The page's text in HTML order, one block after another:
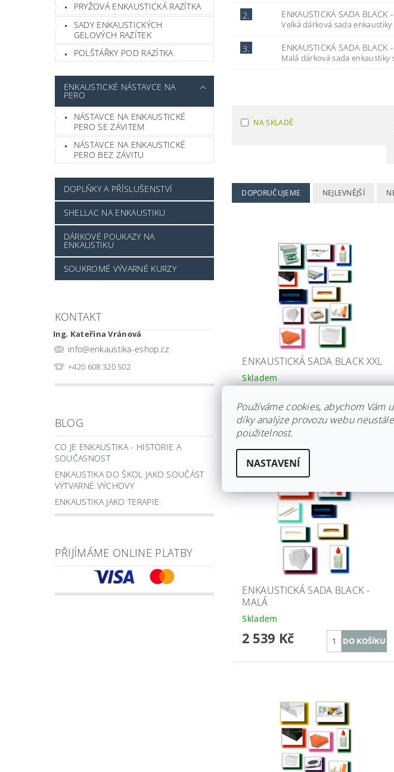
PRYŽOVÁ ENKAUSTICKÁ RAZÍTKA
SADY ENKAUSTICKÝCH
GELOVÝCH RAZÍTEK
POLŠTÁŘKY POD RAZÍTKA
ENKAUSTICKÉ NÁSTAVCE NA
PERO
NÁSTAVCE NA ENKAUSTICKÉ
PERO SE ZÁVITEM
NÁSTAVCE NA ENKAUSTICKÉ
PERO BEZ ZÁVITU
DOPLŇKY A PŘÍSLUŠENSTVÍ
SHELLAC NA ENKAUSTIKU
DÁRKOVÉ POUKAZY NA
ENKAUSTIKU
SOUKROMÉ VÝVARNÉ KURZY
KONTAKT
Ing. Kateřina Vránová
info@enkaustika-eshop.cz
+420 608 320 502
BLOG
CO JE ENKAUSTIKA - HISTORIE A
SOUČASNOST
ENKAUSTIKA DO ŠKOL JAKO SOUČÁST
VÝTVARNÉ VÝCHOVY
ENKAUSTIKA JAKO TERAPIE
PŘIJÍMÁME ONLINE PLATBY
2. ENKAUSTICKÁ SADA BLACK
Velká dárková sada
3. ENKAUSTICKÁ SADA BLACK
Malá dárková sada
NA SKLADĚ
DOPORUČUJEME NEJLEVNĚJŠÍ
ENKAUSTICKÁ SADA BLACK XXL
Skladem
ENKAUSTICKÁ SADA BLACK -
MALÁ
Skladem
2 539 Kč
Používáme cookies, abychom
díky analýze provozu webu
použitelnost.
NASTAVENÍ